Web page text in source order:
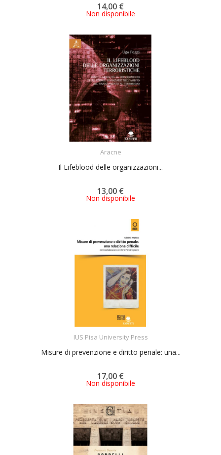
14,00 €
Non disponibile
Aracne
Il Lifeblood delle organizzazioni...
13,00 €
Non disponibile
IUS Pisa University Press
Misure di prevenzione e diritto penale: una...
17,00 €
Non disponibile